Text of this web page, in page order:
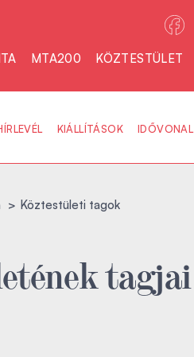
MTA200 KÖZTESTÜLET
KIÁLLÍTÁSOK IDŐVONAL
Köztestületi tagok
tagjai